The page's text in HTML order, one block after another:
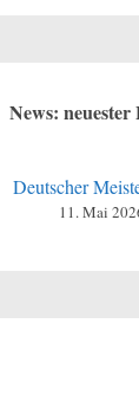
News:
Deutscher
11. Mai